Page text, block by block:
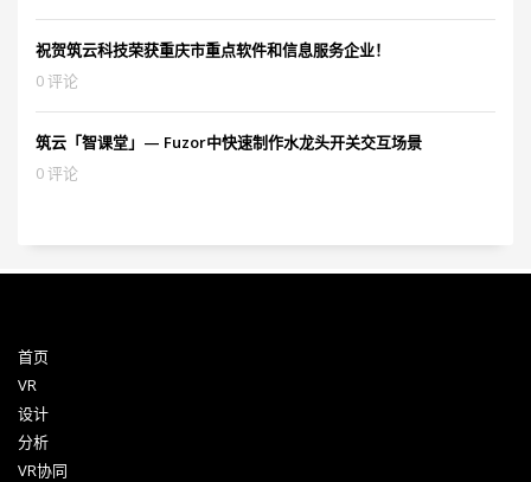
祝贺筑云科技荣获重庆市重点软件和信息服务企业！
0 评论
筑云「智课堂」— Fuzor中快速制作水龙头开关交互场景
0 评论
首页
VR
设计
分析
VR协同